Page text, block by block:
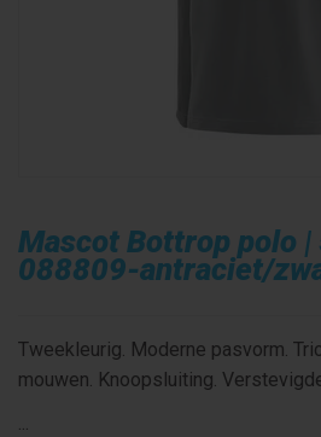
Mascot Bottrop polo
088809-antraciet/
Tweekleurig. Moderne pasvorm.
mouwen. Knoopsluiting.
...